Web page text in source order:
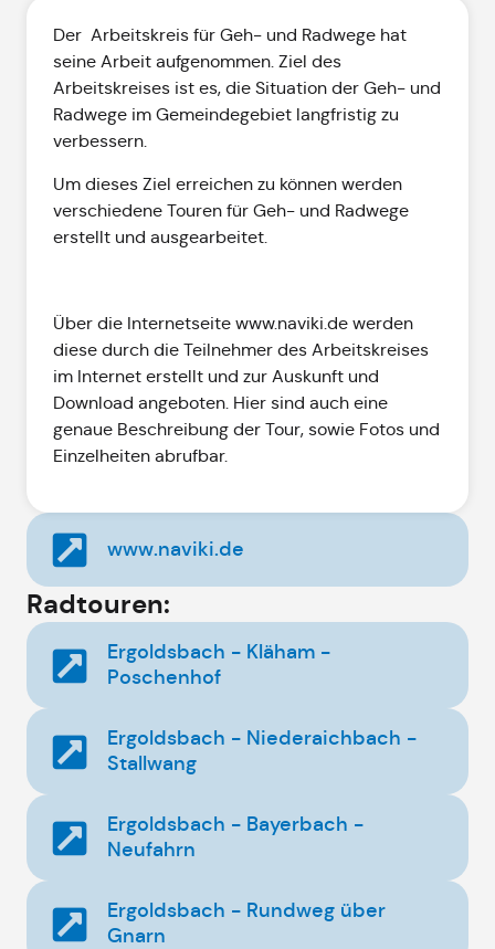
Der Arbeitskreis für Geh- und Radwege hat
seine Arbeit aufgenommen. Ziel des
Arbeitskreises ist es, die Situation der Geh- und
Radwege im Gemeindegebiet langfristig zu
verbessern.
Um dieses Ziel erreichen zu können werden
verschiedene Touren für Geh- und Radwege
erstellt und ausgearbeitet.
Über die Internetseite www.naviki.de werden
diese durch die Teilnehmer des Arbeitskreises
im Internet erstellt und zur Auskunft und
Download angeboten. Hier sind auch eine
genaue Beschreibung der Tour, sowie Fotos und
Einzelheiten abrufbar.
www.naviki.de
Radtouren:
Ergoldsbach - Kläham -
Poschenhof
Ergoldsbach - Niederaichbach -
Stallwang
Ergoldsbach - Bayerbach -
Neufahrn
Ergoldsbach - Rundweg über
Gnarn